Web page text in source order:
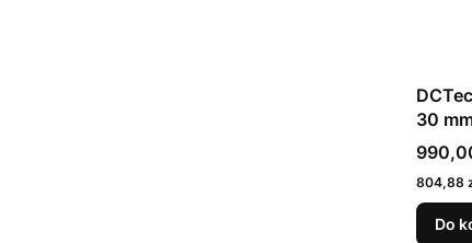
30
Cena
Cena
804,88
Do